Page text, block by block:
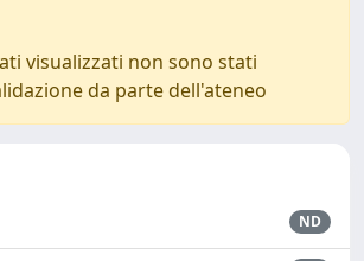
visualizzati non sono stati
da parte dell'ateneo
ND